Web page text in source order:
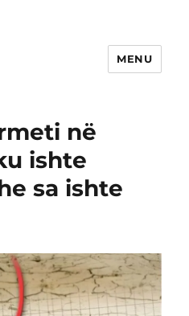
MENU
në
ishte
sa ishte